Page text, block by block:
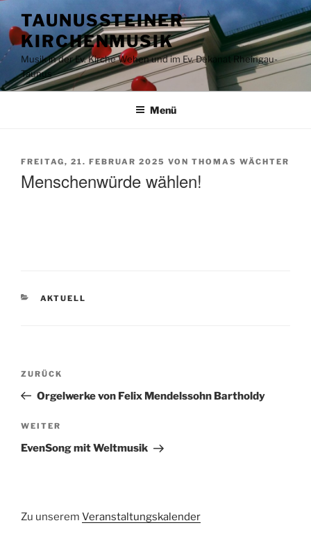
Inhalt
springen
TAUNUSSTEINER
KIRCHENMUSIK
Musik in der Ev. Kirche Wehen und im Ev. Dekanat Rheingau-
Taunus
Menü
VERÖFFENTLICHT
FREITAG, 21. FEBRUAR 2025 VON THOMAS WÄCHTER
Menschenwürde wählen!
KATEGORIEN
AKTUELL
Beitragsnavigation
Vorheriger
Beitrag
ZURÜCK
Orgelwerke von Felix Mendelssohn Bartholdy
Nächster
Beitrag
WEITER
EvenSong mit Weltmusik
Zu unserem Veranstaltungskalender